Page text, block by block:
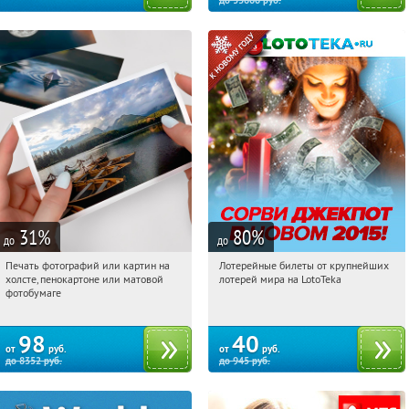
до 31%
04:45:23 Купили:
Электрозаводская
Печать фотографий или картин на
холсте, пенокартоне или матовой
фотобумаге
от 98 руб.
до8352руб.
до 80%
04:45:23 Купили:4880
Лотерейные билеты от крупнейших
лотерей мира на LotoTeka
от 40 руб.
до945руб.